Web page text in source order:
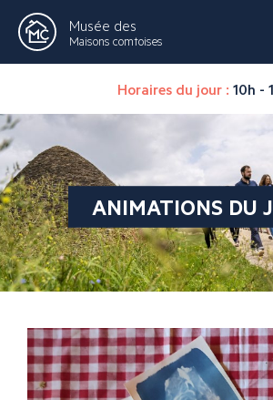
Musée des
Maisons comtoises
Horaires du jour : 10h -
ANIMATIONS DU